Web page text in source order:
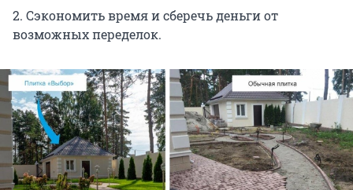
2. Сэкономить время и сберечь деньги от
возможных переделок.